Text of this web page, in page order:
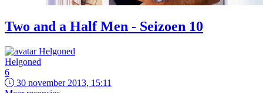
Two and a Half Men - Seizoen 10
Helgoned
6
30 november 2013, 15:11